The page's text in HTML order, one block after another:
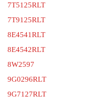
7T5125RLT
7T9125RLT
8E4541RLT
8E4542RLT
8W2597
9G0296RLT
9G7127RLT